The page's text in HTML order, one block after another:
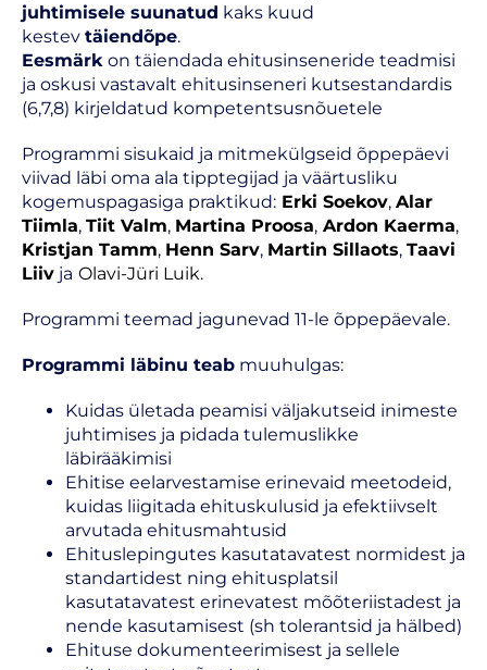
juhtimisele suunatud kaks kuud
kestev täiendõpe.
Eesmärk on täiendada ehitusinseneride teadmisi
ja oskusi vastavalt ehitusinseneri kutsestandardis
(6,7,8) kirjeldatud kompetentsusnõuetele
Programmi sisukaid ja mitmekülgseid õppepäevi
viivad läbi oma ala tipptegijad ja väärtusliku
kogemuspagasiga praktikud: Erki Soekov, Alar
Tiimla, Tiit Valm, Martina Proosa, Ardon Kaerma,
Kristjan Tamm, Henn Sarv, Martin Sillaots, Taavi
Liiv ja Olavi-Jüri Luik.
Programmi teemad jagunevad 11-le õppepäevale.
Programmi läbinu teab muuhulgas:
Kuidas ületada peamisi väljakutseid inimeste
juhtimises ja pidada tulemuslikke
läbirääkimisi
Ehitise eelarvestamise erinevaid meetodeid,
kuidas liigitada ehituskulusid ja efektiivselt
arvutada ehitusmahtusid
Ehituslepingutes kasutatavatest normidest ja
standartidest ning ehitusplatsil
kasutatavatest erinevatest mõõteriistadest ja
nende kasutamisest (sh tolerantsid ja hälbed)
Ehituse dokumenteerimisest ja sellele